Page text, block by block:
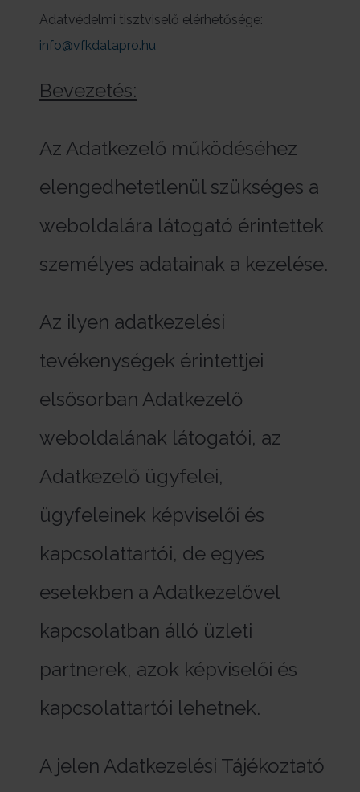
Adatvédelmi tisztviselő elérhetősége:
info@vfkdatapro.hu
Bevezetés:
Az Adatkezelő működéséhez
elengedhetetlenül szükséges a
weboldalára látogató érintettek
személyes adatainak a kezelése.
Az ilyen adatkezelési
tevékenységek érintettjei
elsősorban Adatkezelő
weboldalának látogatói, az
Adatkezelő ügyfelei,
ügyfeleinek képviselői és
kapcsolattartói, de egyes
esetekben a Adatkezelővel
kapcsolatban álló üzleti
partnerek, azok képviselői és
kapcsolattartói lehetnek.
A jelen Adatkezelési Tájékoztató